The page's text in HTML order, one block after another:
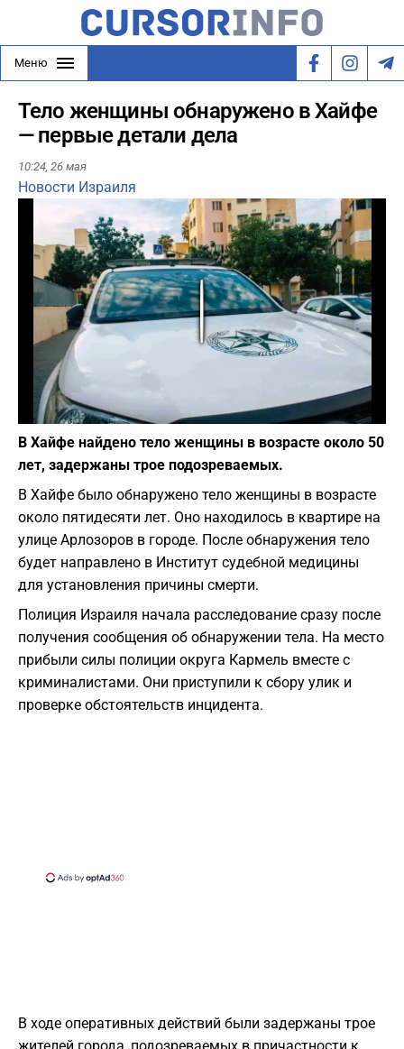
Меню
Тело женщины обнаружено в Хайфе
— первые детали дела
10:24, 26 мая
Новости Израиля
Play
Фото: depositphotos.com
В Хайфе найдено тело женщины в возрасте около 50
лет, задержаны трое подозреваемых.
В Хайфе было обнаружено тело женщины в возрасте
около пятидесяти лет. Оно находилось в квартире на
улице Арлозоров в городе. После обнаружения тело
будет направлено в Институт судебной медицины
для установления причины смерти.
Полиция Израиля начала расследование сразу после
получения сообщения об обнаружении тела. На место
прибыли силы полиции округа Кармель вместе с
криминалистами. Они приступили к сбору улик и
проверке обстоятельств инцидента.
В ходе оперативных действий были задержаны трое